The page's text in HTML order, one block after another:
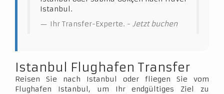
Istanbul.
Ihr Transfer-Experte. - Jetzt buchen
Istanbul Flughafen Transfer
Reisen Sie nach Istanbul oder fliegen Sie vom
Flughafen Istanbul, um Ihr endgültiges Ziel zu